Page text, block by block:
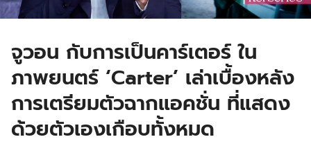
จูวอน กับการเป็นคาร์เตอร์ ใน
ภาพยนตร์ ‘Carter’ เล่าเบื้องหลัง
การเตรียมตัวฉากแอคชั่น ที่แสดง
ด้วยตัวเองเกือบทั้งหมด